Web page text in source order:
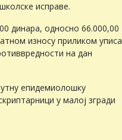
исправе.
динара, односно 66.000,00
износу приликом уписа
на дан
епидемиолошку
у малој згради